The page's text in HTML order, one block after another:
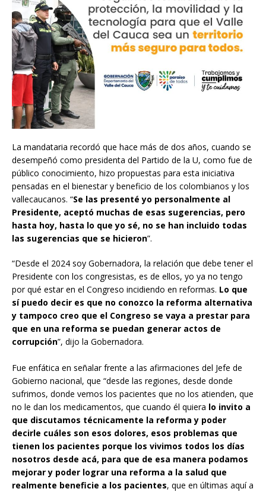
La mandataria recordó que hace más de dos años, cuando se
desempeñó como presidenta del Partido de la U, como fue de
público conocimiento, hizo propuestas para esta iniciativa
pensadas en el bienestar y beneficio de los colombianos y los
vallecaucanos. “Se las presenté yo personalmente al
Presidente, aceptó muchas de esas sugerencias, pero
hasta hoy, hasta lo que yo sé, no se han incluido todas
las sugerencias que se hicieron”.
“Desde el 2024 soy Gobernadora, la relación que debe tener el
Presidente con los congresistas, es de ellos, yo ya no tengo
por qué estar en el Congreso incidiendo en reformas. Lo que
sí puedo decir es que no conozco la reforma alternativa
y tampoco creo que el Congreso se vaya a prestar para
que en una reforma se puedan generar actos de
corrupción”, dijo la Gobernadora.
Fue enfática en señalar frente a las afirmaciones del Jefe de
Gobierno nacional, que “desde las regiones, desde donde
sufrimos, donde vemos los pacientes que no los atienden, que
no le dan los medicamentos, que cuando él quiera lo invito a
que discutamos técnicamente la reforma y poder
decirle cuáles son esos dolores, esos problemas que
tienen los pacientes porque los vivimos todos los días
nosotros desde acá, para que de esa manera podamos
mejorar y poder lograr una reforma a la salud que
realmente beneficie a los pacientes, que en últimas aquí a